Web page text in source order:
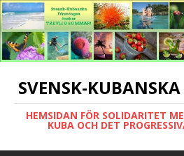
SVENSK-
HEMSIDAN FÖR SOLIDARITET
KUBA OCH DET